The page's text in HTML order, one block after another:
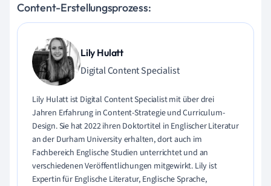
Content-Erstellungsprozess:
Lily Hulatt
Digital Content Specialist
Lily Hulatt ist Digital Content Specialist mit über drei
Jahren Erfahrung in Content-Strategie und Curriculum-
Design. Sie hat 2022 ihren Doktortitel in Englischer Literatur
an der Durham University erhalten, dort auch im
Fachbereich Englische Studien unterrichtet und an
verschiedenen Veröffentlichungen mitgewirkt. Lily ist
Expertin für Englische Literatur, Englische Sprache,